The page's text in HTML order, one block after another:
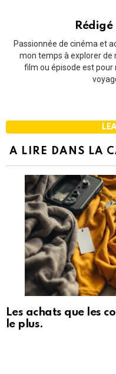
Passionnée de cinéma et
mon temps à explorer de
film ou épisode est
A LIRE DANS LA
Les achats que les
le plus.